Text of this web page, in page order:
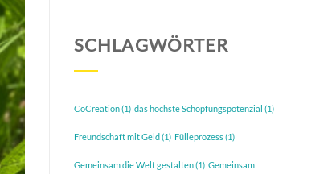
SCHLAGWÖRTER
CoCreation(1) das höchste Schöpfungspotenzial (1)
Freundschaft mit Geld(1) Fülleprozess(1)
Gemeinsam die Welt gestalten(1) Gemeinsam